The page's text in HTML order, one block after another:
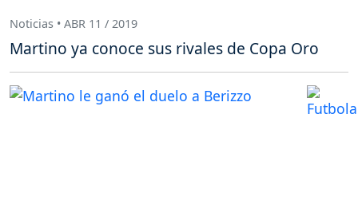
Noticias • ABR 11 / 2019
Martino ya conoce sus rivales de Copa Oro